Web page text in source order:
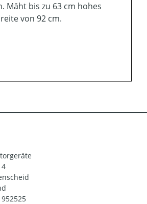
Mäht bis zu 63 cm hohes
von 92 cm.